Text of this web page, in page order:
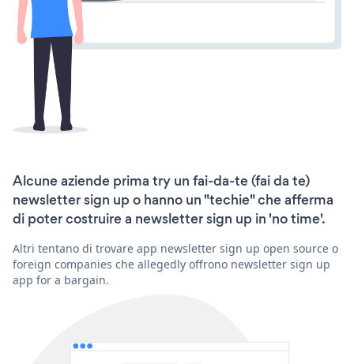
Alcune aziende prima try un fai-da-te (fai da te)
newsletter sign up o hanno un "techie" che afferma
di poter costruire a newsletter sign up in 'no time'.
Altri tentano di trovare app newsletter sign up open source o
foreign companies che allegedly offrono newsletter sign up
app for a bargain.